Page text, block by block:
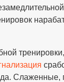
Слаженные,